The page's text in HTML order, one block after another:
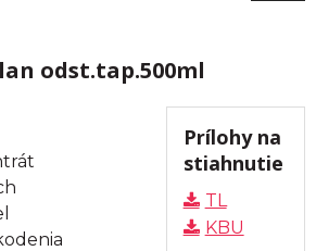
odst.tap.500ml
Prílohy na
stiahnutie
TL
KBU